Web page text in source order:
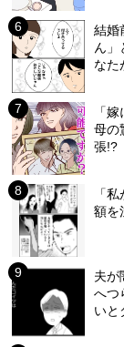
結婚
ん」
なた
「
母の
張!?
「
額を
夫が
へつ
いと